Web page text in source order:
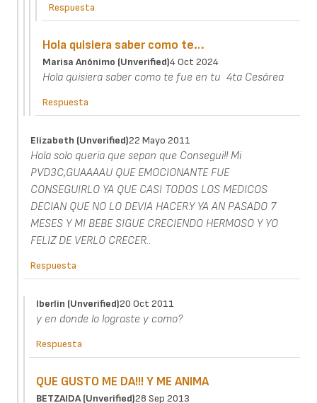
Respuesta
Hola quisiera saber como te…
Marisa Anónimo (unverified)4 Oct 2024
Hola quisiera saber como te fue en tu 4ta Cesárea
Respuesta
Elizabeth (unverified)22 Mayo 2011
Hola solo queria que sepan que Consegui!! Mi
PVD3C,GUAAAAU QUE EMOCIONANTE FUE
CONSEGUIRLO YA QUE CASI TODOS LOS MEDICOS
DECIAN QUE NO LO DEVIA HACER.Y YA AN PASADO 7
MESES Y MI BEBE SIGUE CRECIENDO HERMOSO Y YO
FELIZ DE VERLO CRECER..
Respuesta
Iberlin (unverified)20 Oct 2011
y en donde lo lograste y como?
Respuesta
QUE GUSTO ME DA!!! Y ME ANIMA
BETZAIDA (unverified)28 Sep 2013